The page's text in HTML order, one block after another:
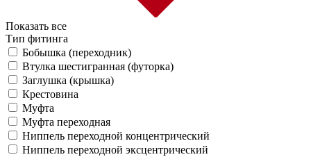
Показать все
Тип фитинга
Бобышка (переходник)
Втулка шестигранная (футорка)
Заглушка (крышка)
Крестовина
Муфта
Муфта переходная
Ниппель переходной концентрический
Ниппель переходной эксцентрический